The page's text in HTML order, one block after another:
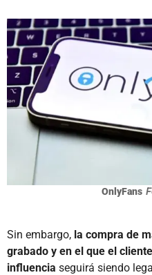
OnlyFans
Sin embargo, la compra de
grabado y en el que el
influencia seguirá siendo